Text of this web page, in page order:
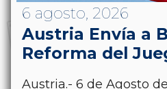
6 agosto, 2026
Austria Envía a
Reforma del
Austria.- 6 de Agosto de